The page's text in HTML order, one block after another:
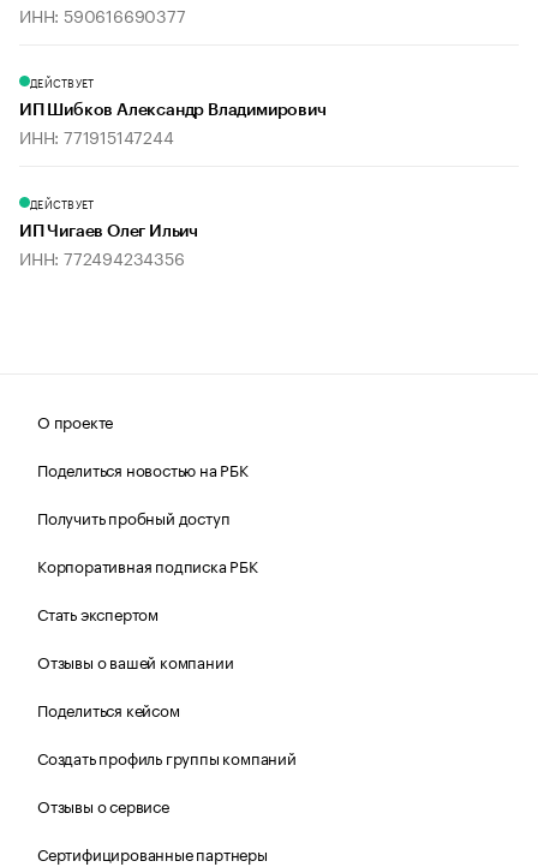
ИНН: 590616690377
ДЕЙСТВУЕТ
ИП Шибков Александр Владимирович
ИНН: 771915147244
ДЕЙСТВУЕТ
ИП Чигаев Олег Ильич
ИНН: 772494234356
О проекте
Поделиться новостью на РБК
Получить пробный доступ
Корпоративная подписка РБК
Стать экспертом
Отзывы о вашей компании
Поделиться кейсом
Создать профиль группы компаний
Отзывы о сервисе
Сертифицированные партнеры